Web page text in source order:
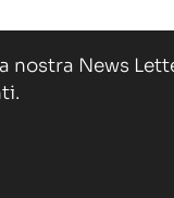
nostra News